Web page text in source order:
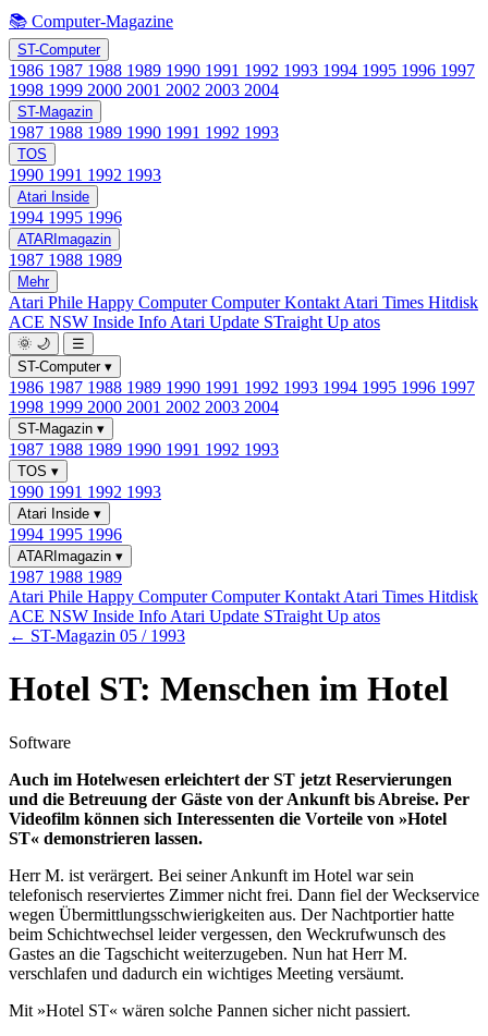
📚 Computer-Magazine
ST-Computer
1986 1987 1988 1989 1990 1991 1992 1993 1994 1995 1996 1997
1998 1999 2000 2001 2002 2003 2004
ST-Magazin
1987 1988 1989 1990 1991 1992 1993
TOS
1990 1991 1992 1993
Atari Inside
1994 1995 1996
ATARImagazin
1987 1988 1989
Mehr
Atari Phile Happy ComputerComputer Kontakt Atari Times Hitdisk
ACE NSW Inside Info Atari Update STraight Up atos
🌞 🌙
☰
ST-Computer ▾
1986 1987 1988 1989 1990 1991 1992 1993 1994 1995 1996 1997
1998 1999 2000 2001 2002 2003 2004
ST-Magazin ▾
1987 1988 1989 1990 1991 1992 1993
TOS ▾
1990 1991 1992 1993
Atari Inside ▾
1994 1995 1996
ATARImagazin ▾
1987 1988 1989
Atari Phile Happy ComputerComputer Kontakt Atari Times Hitdisk
ACE NSW Inside Info Atari Update STraight Up atos
← ST-Magazin 05 / 1993
Hotel ST: Menschen im Hotel
Software
Auch im Hotelwesen erleichtert der ST jetzt Reservierungen
und die Betreuung der Gäste von der Ankunft bis Abreise. Per
Videofilm können sich Interessenten die Vorteile von »Hotel
ST« demonstrieren lassen.
Herr M. ist verärgert. Bei seiner Ankunft im Hotel war sein
telefonisch reserviertes Zimmer nicht frei. Dann fiel der Weckservice
wegen Übermittlungsschwierigkeiten aus. Der Nachtportier hatte
beim Schichtwechsel leider vergessen, den Weckrufwunsch des
Gastes an die Tagschicht weiterzugeben. Nun hat Herr M.
verschlafen und dadurch ein wichtiges Meeting versäumt.
Mit »Hotel ST« wären solche Pannen sicher nicht passiert.